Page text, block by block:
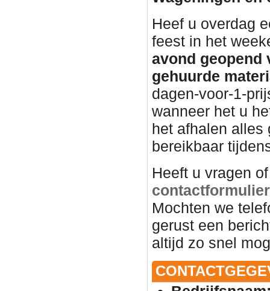
Heef u overdag
feest in het
avond geopend
gehuurde
dagen-voor-1-
wanneer het u
het afhalen alles
bereikbaar
Heeft u vragen
Mochten we
gerust een
altijd zo snel